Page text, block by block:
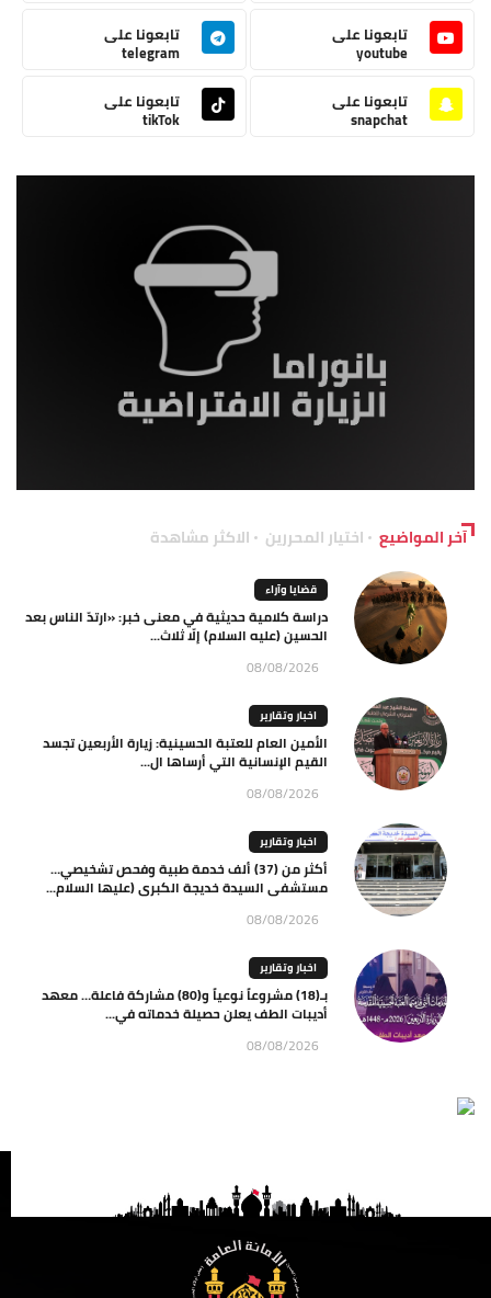
تابعونا على
youtube
تابعونا على
telegram
تابعونا على
snapchat
تابعونا على
tikTok
آخر المواضيع اختيار المحررين الاكثر مشاهدة
قضايا وآراء
دراسة كلامية حديثية في معنى خبر: «ارتدّ الناس بعد
الحسين (عليه السلام) إلّا ثلاث...
08/08/2026
اخبار وتقارير
الأمين العام للعتبة الحسينية: زيارة الأربعين تجسد
القيم الإنسانية التي أرساها ال...
08/08/2026
اخبار وتقارير
أكثر من (37) ألف خدمة طبية وفحص تشخيصي…
مستشفى السيدة خديجة الكبرى (عليها السلام...
08/08/2026
اخبار وتقارير
بـ(18) مشروعاً نوعياً و(80) مشاركة فاعلة… معهد
أديبات الطف يعلن حصيلة خدماته في...
08/08/2026